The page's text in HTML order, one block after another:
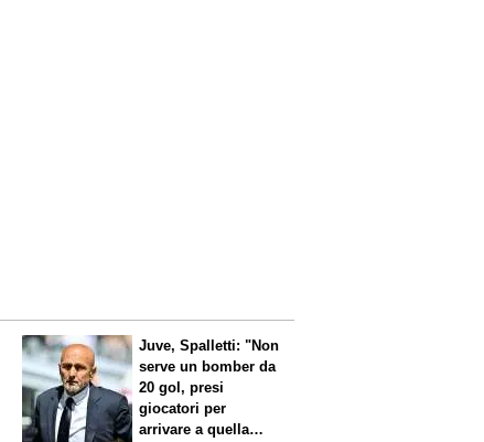
Juve, Spalletti: "Non
serve un bomber da
20 gol, presi
giocatori per
arrivare a quella